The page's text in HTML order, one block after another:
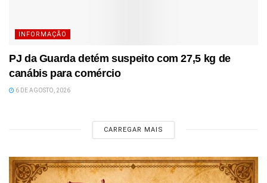
INFORMAÇÃO
PJ da Guarda detém suspeito com 27,5 kg de
canábis para comércio
6 DE AGOSTO, 2026
CARREGAR MAIS